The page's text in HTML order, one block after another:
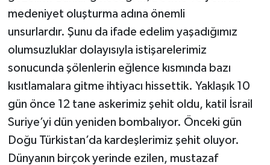
medeniyet oluşturma adına önemli
unsurlardır. Şunu da ifade edelim yaşadığımız
olumsuzluklar dolayısıyla istişarelerimiz
sonucunda şölenlerin eğlence kısmında bazı
kısıtlamalara gitme ihtiyacı hissettik. Yaklaşık 10
gün önce 12 tane askerimiz şehit oldu, katil İsrail
Suriye’yi dün yeniden bombalıyor. Önceki gün
Doğu Türkistan’da kardeşlerimiz şehit oluyor.
Dünyanın birçok yerinde ezilen, mustazaf